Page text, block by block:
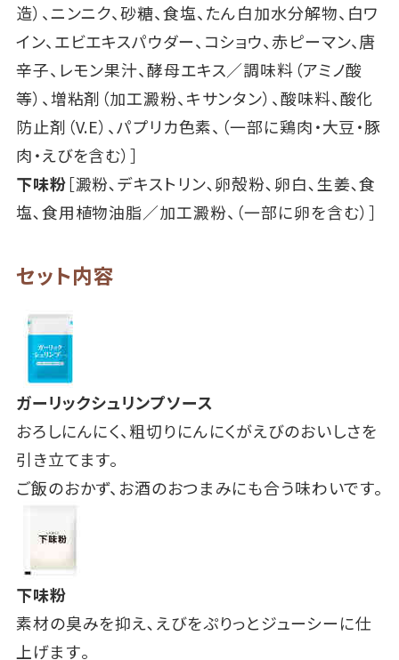
造）、ニンニク、砂糖、食塩、たん白加水分解物、白ワ
イン、エビエキスパウダー、コショウ、赤ピーマン、唐
辛子、レモン果汁、酵母エキス／調味料（アミノ酸
等）、増粘剤（加工澱粉、キサンタン）、酸味料、酸化
防止剤（V.E）、パプリカ色素、（一部に鶏肉・大豆・豚
肉・えびを含む）］
下味粉［澱粉､デキストリン､卵殻粉､卵白､生姜､食
塩､食用植物油脂／加工澱粉、（一部に卵を含む）］
セット内容
ガーリックシュリンプソース
おろしにんにく、粗切りにんにくがえびのおいしさを
引き立てます。
ご飯のおかず、お酒のおつまみにも合う味わいです。
下味粉
素材の臭みを抑え､えびをぷりっとジューシーに仕
上げます｡